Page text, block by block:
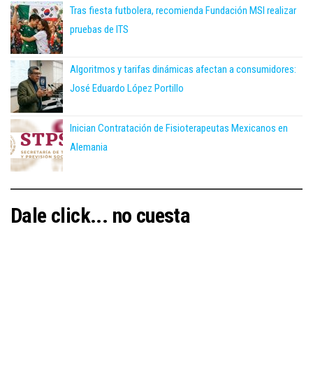
Tras fiesta futbolera, recomienda Fundación MSI realizar
pruebas de ITS
Algoritmos y tarifas dinámicas afectan a consumidores:
José Eduardo López Portillo
Inician Contratación de Fisioterapeutas Mexicanos en
Alemania
Dale click... no cuesta